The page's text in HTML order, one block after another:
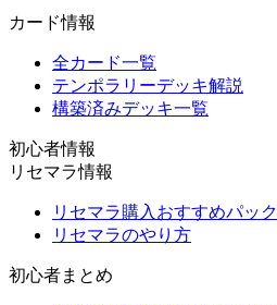
カード情報
全カード一覧
テンポラリーデッキ解説
構築済みデッキ一覧
初心者情報
リセマラ情報
リセマラ購入おすすめパック
リセマラのやり方
初心者まとめ